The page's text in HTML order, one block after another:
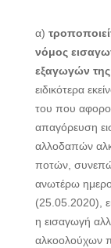
α)
νόμος
εξαγωγών
ειδικότερα
του που
απαγόρευση
αλλοδαπών
ποτών,
ανωτέρω
(25.05.2020),
η εισαγωγή
αλκοολούχων